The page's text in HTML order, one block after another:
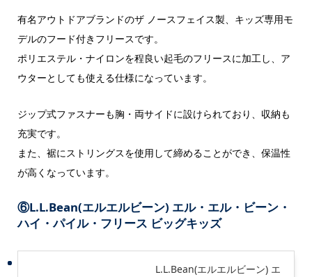
有名アウトドアブランドのザ ノースフェイス製、キッズ専用モ
デルのフード付きフリースです。
ポリエステル・ナイロンを程良い起毛のフリースに加工し、ア
ウターとしても使える仕様になっています。
ジップ式ファスナーも胸・両サイドに設けられており、収納も
充実です。
また、裾にストリングスを使用して締めることができ、保温性
が高くなっています。
⑥L.L.Bean(エルエルビーン) エル・エル・ビーン・
ハイ・パイル・フリース ビッグキッズ
L.L.Bean(エルエルビーン) エ